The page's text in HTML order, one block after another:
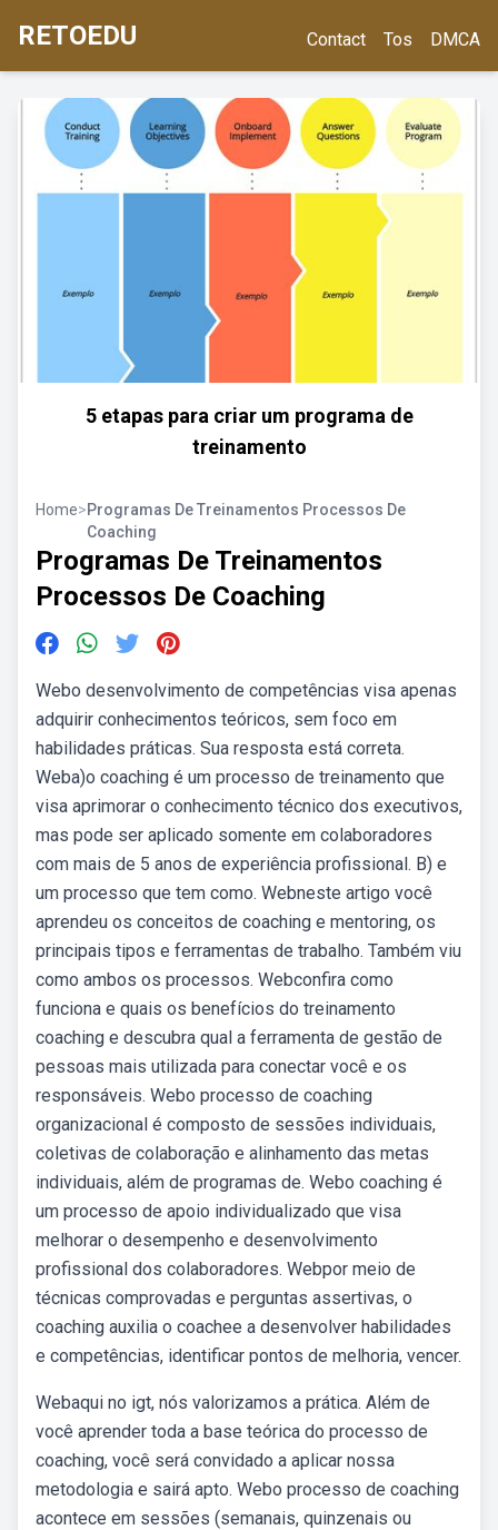
RETOEDU Contact Tos DMCA
5 etapas para criar um programa de
treinamento
Home>Programas De Treinamentos Processos De
Coaching
Programas De Treinamentos
Processos De Coaching
Webo desenvolvimento de competências visa apenas
adquirir conhecimentos teóricos, sem foco em
habilidades práticas. Sua resposta está correta.
Weba)o coaching é um processo de treinamento que
visa aprimorar o conhecimento técnico dos executivos,
mas pode ser aplicado somente em colaboradores
com mais de 5 anos de experiência profissional. B) e
um processo que tem como. Webneste artigo você
aprendeu os conceitos de coaching e mentoring, os
principais tipos e ferramentas de trabalho. Também viu
como ambos os processos. Webconfira como
funciona e quais os benefícios do treinamento
coaching e descubra qual a ferramenta de gestão de
pessoas mais utilizada para conectar você e os
responsáveis. Webo processo de coaching
organizacional é composto de sessões individuais,
coletivas de colaboração e alinhamento das metas
individuais, além de programas de. Webo coaching é
um processo de apoio individualizado que visa
melhorar o desempenho e desenvolvimento
profissional dos colaboradores. Webpor meio de
técnicas comprovadas e perguntas assertivas, o
coaching auxilia o coachee a desenvolver habilidades
e competências, identificar pontos de melhoria, vencer.
Webaqui no igt, nós valorizamos a prática. Além de
você aprender toda a base teórica do processo de
coaching, você será convidado a aplicar nossa
metodologia e sairá apto. Webo processo de coaching
acontece em sessões (semanais, quinzenais ou